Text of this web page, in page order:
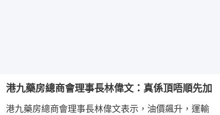
港九藥房總商會理事長林偉文：真係頂唔順先加
港九藥房總商會理事長林偉文表示，油價飆升，運輸